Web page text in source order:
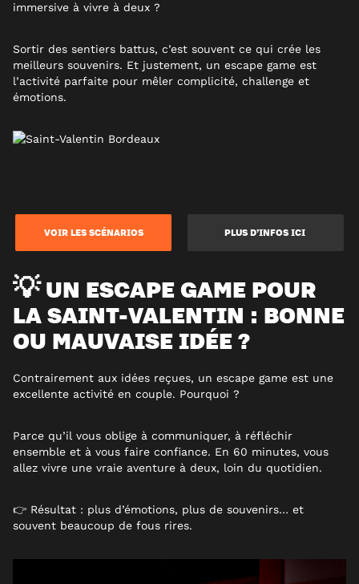
immersive à vivre à deux ?
Sortir des sentiers battus, c’est souvent ce qui crée les
meilleurs souvenirs. Et justement, un escape game est
l’activité parfaite pour mêler complicité, challenge et
émotions.
VOIR LES SCÉNARIOS PLUS D’INFOS ICI
💡 UN ESCAPE GAME POUR
LA SAINT-VALENTIN : BONNE
OU MAUVAISE IDÉE ?
Contrairement aux idées reçues, un escape game est une
excellente activité en couple. Pourquoi ?
Parce qu’il vous oblige à communiquer, à réfléchir
ensemble et à vous faire confiance. En 60 minutes, vous
allez vivre une vraie aventure à deux, loin du quotidien.
👉 Résultat : plus d’émotions, plus de souvenirs… et
souvent beaucoup de fous rires.